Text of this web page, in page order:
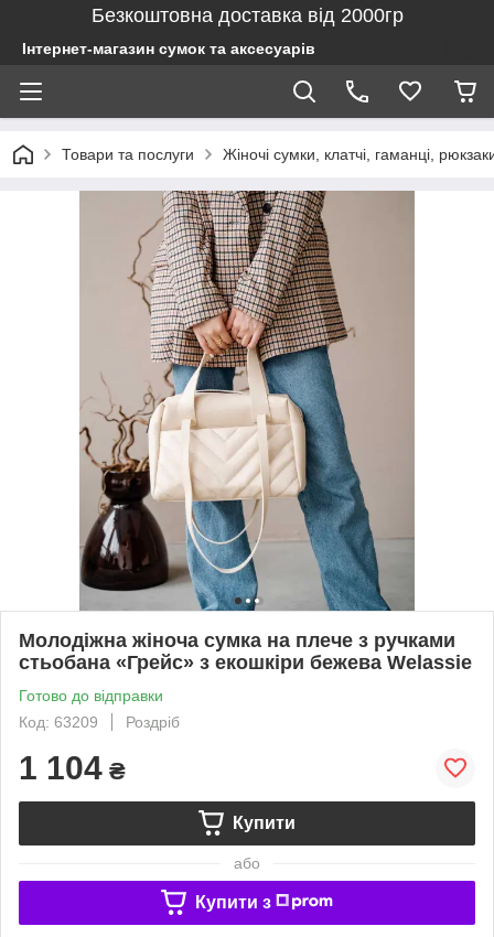
Безкоштовна доставка від 2000гр
Інтернет-магазин сумок та аксесуарів
Товари та послуги Жіночі сумки, клатчі, гаманці,
Молодіжна жіноча сумка на плече з ручками
стьобана «Грейс» з екошкіри бежева Welassie
Готово до відправки
Код: 63209
Роздріб
1 104 ₴
Купити
або
Купити з